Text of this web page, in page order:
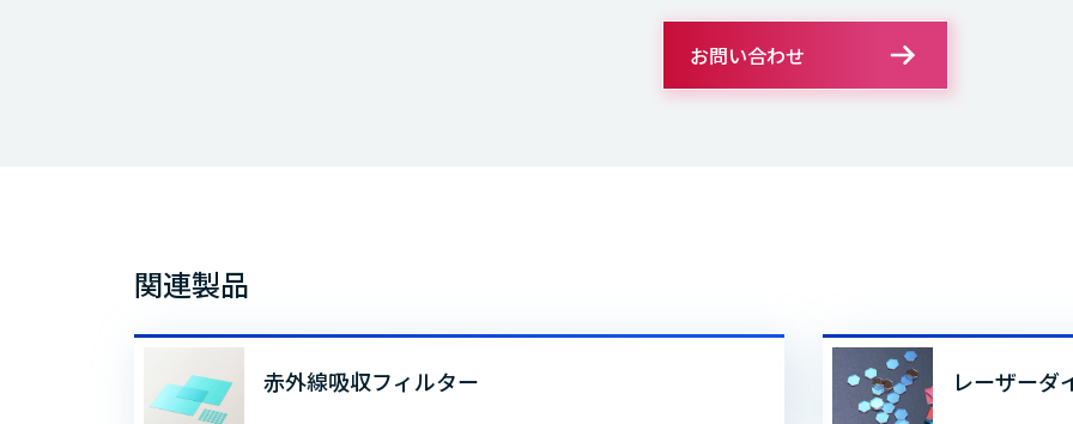
お問い合わせ
関連製品
赤外線吸収フィルター レーザーダ